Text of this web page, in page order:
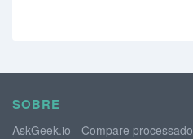
SOBRE
AskGeek.io - Compare